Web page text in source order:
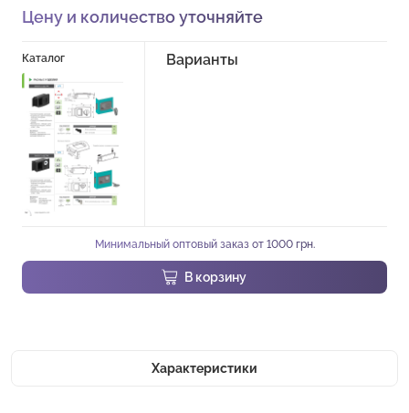
Цену и количество уточняйте
Каталог Варианты
Минимальный оптовый заказ от 1000 грн.
В корзину
Характеристики